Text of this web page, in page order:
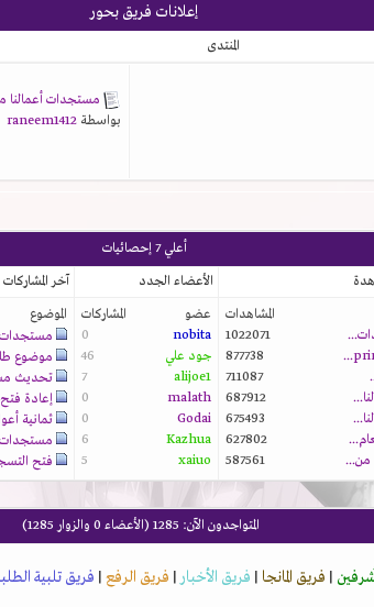
إعلانات فريق بحور
المنتدى
مستجدات أعمالنا
بواسطة raneem1412
أعلي 7 إحصائيات
الأعضاء الجدد
آخر المشاركات
المشاهدات
711087
عضو
المشاركات
nobita
0
جود علي
46
alijoe1
7
malath
0
Godai
0
Kazhua
6
xaiuo
5
الموضوع
مستجدات
موضوع
تحديث
إعادة
ثمانية
مستجدات
فتح
المتواجدون الآن: 1285 (الأعضاء 0 والزوار 1285)
| فريق المانجا | فريق الأخبار | فريق الرفع | فريق تلبية